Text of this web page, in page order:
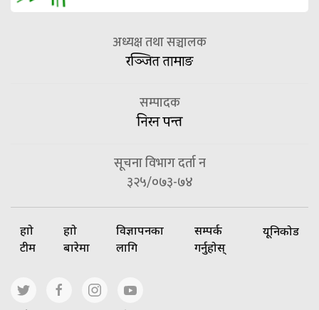
अध्यक्ष तथा सञ्चालक
रञ्जित तामाङ
सम्पादक
निरन पन्त
सूचना विभाग दर्ता न
३२५/०७३-७४
हाम्रो
टीम
हाम्रो
बारेमा
विज्ञापनका
लागि
सम्पर्क
गर्नुहोस्
यूनिकोड